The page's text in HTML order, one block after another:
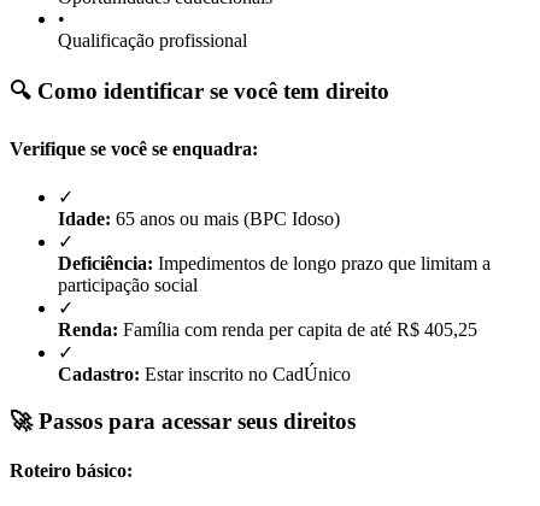
•
Qualificação profissional
🔍 Como identificar se você tem direito
Verifique se você se enquadra:
✓
Idade: 65 anos ou mais (BPC Idoso)
✓
Deficiência: Impedimentos de longo prazo que limitam a
participação social
✓
Renda: Família com renda per capita de até R$ 405,25
✓
Cadastro: Estar inscrito no CadÚnico
🚀 Passos para acessar seus direitos
Roteiro básico: